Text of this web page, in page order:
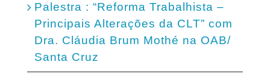
Palestra : “Reforma Trabalhista –
Principais Alterações da CLT” com
Dra. Cláudia Brum Mothé na OAB/
Santa Cruz